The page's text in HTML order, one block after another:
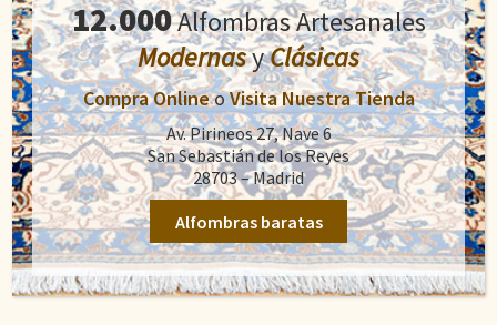
Entrealfombras
Nos encontramos en San Sebastián de los Reyes, salida
19 de la carretera de Burgos, Avenida de los Pirineos 27,
nave 6. Aquí podrás encontrar una gran exposición de
más de 12.000 modelosrepartidos en tres plantas
dedicadas en exclusiva al mundo de la alfombra, y donde
podrás encontrar alfombras baratas, caras, modernas,
clásicas, orientales, europeas….
12.000Alfombras Artesanales
ModernasyClásicas
Compra OnlineoVisita Nuestra Tienda
Av. Pirineos 27, Nave 6
San Sebastián de los Reyes
28703 – Madrid
Alfombras baratas